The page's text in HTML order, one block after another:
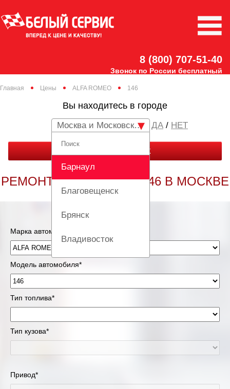
8 (800) 707-51-40
Звонок по России бесплатный
Главная Цены ALFA ROMEO 146
Вы находитесь в городе
Москва и Московская область
Барнаул
Благовещенск
Брянск
Владивосток
Вологда
Екатеринбург
Красноярск
/ НЕТ
ЗАКАЗАТЬ ЗВОНОК
РЕМОНТ ALFA ROMEO 146 В МОСКВЕ
Марка автомобиля*
Модель автомобиля*
Тип топлива*
Тип кузова*
Привод*